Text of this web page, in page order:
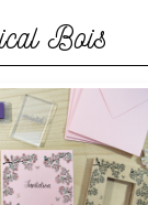
Bois